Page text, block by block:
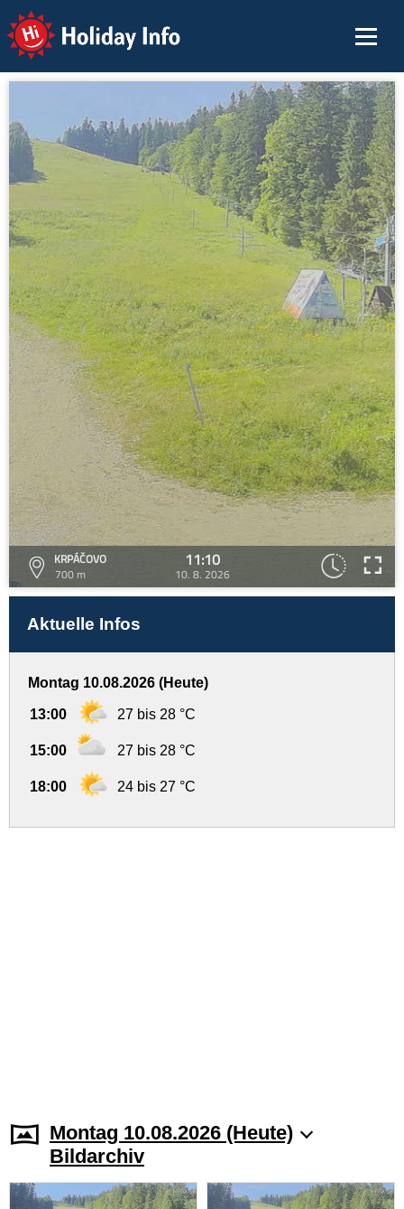
Holiday Info
KRPÁČOVO
700 m
11:10
10. 8. 2026
Aktuelle Infos
Montag 10.08.2026 (Heute)
13:00 27 bis 28 °C
15:00 27 bis 28 °C
18:00 24 bis 27 °C
Montag 10.08.2026 (Heute)
Bildarchiv